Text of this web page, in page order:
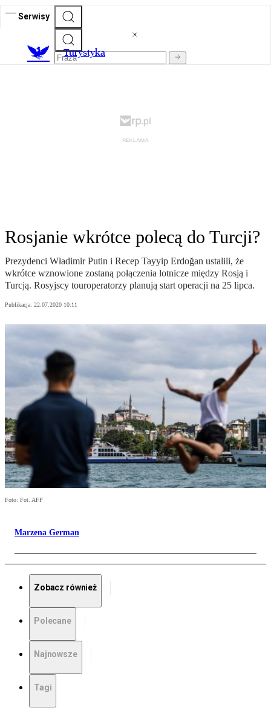
Serwisy
Turystyka
Rosjanie wkrótce polecą do Turcji?
Prezydenci Władimir Putin i Recep Tayyip Erdoğan ustalili, że
wkrótce wznowione zostaną połączenia lotnicze między Rosją i
Turcją. Rosyjscy touroperatorzy planują start operacji na 25 lipca.
Publikacja: 22.07.2020 10:11
Foto: Fot. AFP
Marzena German
Zobacz również
Polecane
Najnowsze
Tagi